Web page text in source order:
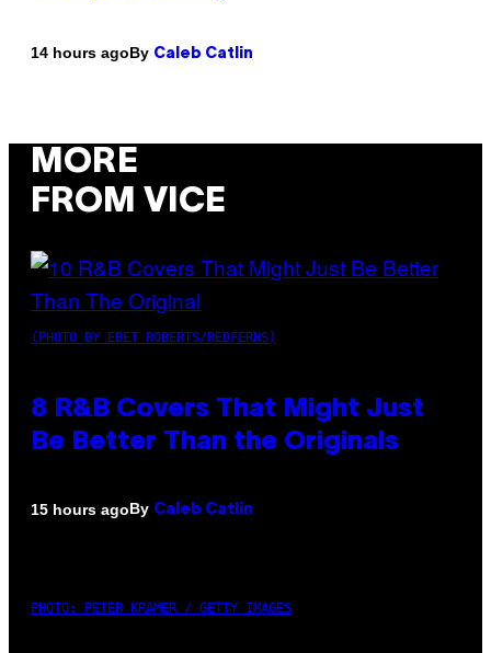
14 hours agoBy Caleb Catlin
MORE
FROM VICE
(PHOTO BY EBET ROBERTS/REDFERNS)
8 R&B Covers That Might Just
Be Better Than the Originals
15 hours agoBy Caleb Catlin
PHOTO: PETER KRAMER / GETTY IMAGES